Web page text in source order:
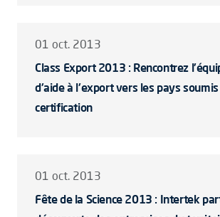
01 oct. 2013
Class Export 2013 : Rencontrez
d'aide à l'export vers les pays soumis
certification
01 oct. 2013
Fête de la Science 2013 : Intertek